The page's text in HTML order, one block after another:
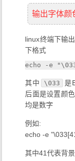
输出字体颜
linux终端下输
下格式
其中 \033 是
后面是设置颜
均是数字
例如:
echo -e
其中41代表背